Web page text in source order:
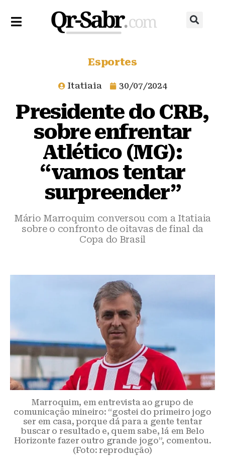
Esportes
Itatiaia 30/07/2024
Presidente do CRB,
sobre enfrentar
Atlético (MG):
“vamos tentar
surpreender”
Mário Marroquim conversou com a Itatiaia
sobre o confronto de oitavas de final da
Copa do Brasil
Marroquim, em entrevista ao grupo de
comunicação mineiro: “gostei do primeiro jogo
ser em casa, porque dá para a gente tentar
buscar o resultado e, quem sabe, lá em Belo
Horizonte fazer outro grande jogo”, comentou.
(Foto: reprodução)